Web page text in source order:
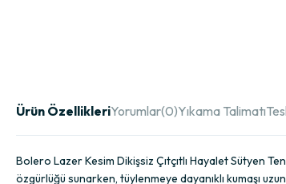
Ürün ÖzellikleriYorumlar(0)Yıkama Talimatı
Bolero Lazer Kesim Dikişsiz Çıtçıtlı Hayalet Sütyen
özgürlüğü sunarken, tüylenmeye dayanıklı kumaşı